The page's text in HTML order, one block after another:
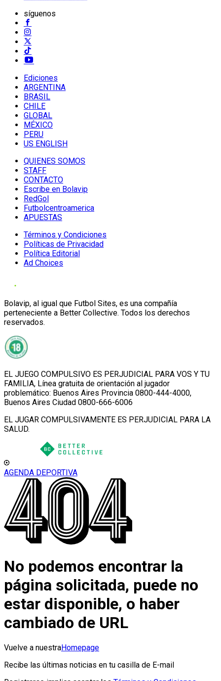
síguenos
Ediciones
ARGENTINA
BRASIL
CHILE
GLOBAL
MÉXICO
PERU
US ENGLISH
QUIENES SOMOS
STAFF
CONTACTO
Escribe en Bolavip
RedGol
Futbolcentroamerica
APUESTAS
Términos y Condiciones
Políticas de Privacidad
Política Editorial
Ad Choices
Bolavip, al igual que Futbol Sites, es una compañía
perteneciente a Better Collective. Todos los derechos
reservados.
EL JUEGO COMPULSIVO ES PERJUDICIAL PARA VOS Y TU
FAMILIA, Línea gratuita de orientación al jugador
problemático: Buenos Aires Provincia 0800-444-4000,
Buenos Aires Ciudad 0800-666-6006
EL JUGAR COMPULSIVAMENTE ES PERJUDICIAL PARA LA
SALUD.
AGENDA DEPORTIVA
No podemos encontrar la
página solicitada, puede no
estar disponible, o haber
cambiado de URL
Vuelve a nuestraHomepage
Recibe las últimas noticias en tu casilla de E-mail